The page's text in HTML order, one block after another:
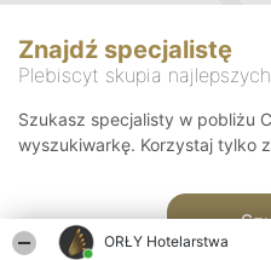
ORŁY Hotelarstwa
Znajdź specjalistę
Plebiscyt skupia
Szukasz specjalisty w pobliżu
wyszukiwarkę. Korzystaj tylko